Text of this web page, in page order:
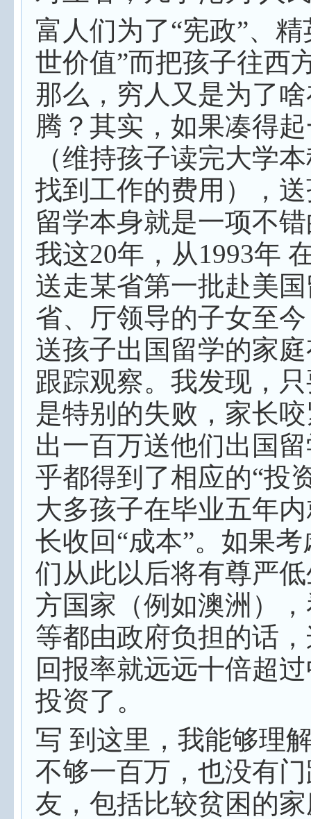
富人们为了“宪政”、精
世价值”而把孩子往西
那么，穷人又是为了
腾？其实，如果凑得
（维持孩子读完大学
找到工作的费用），
留学本身就是一项不
我这20年，从1993年
送走某省第一批赴美
省、厅领导的子女至
送孩子出国留学的家
跟踪观察。我发现，
是特别的失败，家长
出一百万送他们出国
乎都得到了相应的“投
大多孩子在毕业五年
长收回“成本”。如果
们从此以后将有尊严
方国家（例如澳洲）
等都由政府负担的话
回报率就远远十倍超
投资了。
写 到这里，我能够理
不够一百万，也没有
友，包括比较贫困的